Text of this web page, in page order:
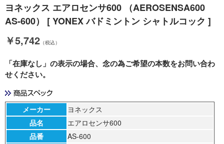
ヨネックス エアロセンサ600 （AEROSENSA600
AS-600） [ YONEX バドミントン シャトルコック ]
「在庫なし」の表示の場合、念の為ご希望の本数をお問い合わ
せください。
￥5,742 （税込）
メーカー
ヨネックス
品名
エアロセンサ600
品番
AS-600